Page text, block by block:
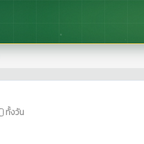
ทั้งวัน